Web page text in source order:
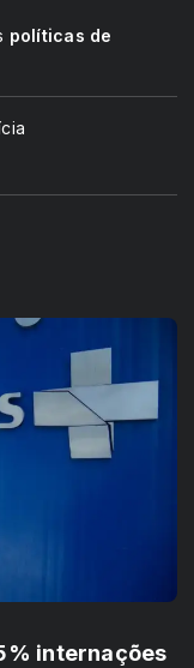
políticas de
internações